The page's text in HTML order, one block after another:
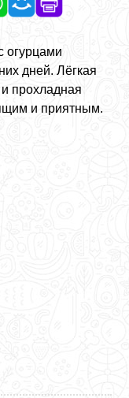
огурцами
дней. Лёгкая
прохладная
и приятным.